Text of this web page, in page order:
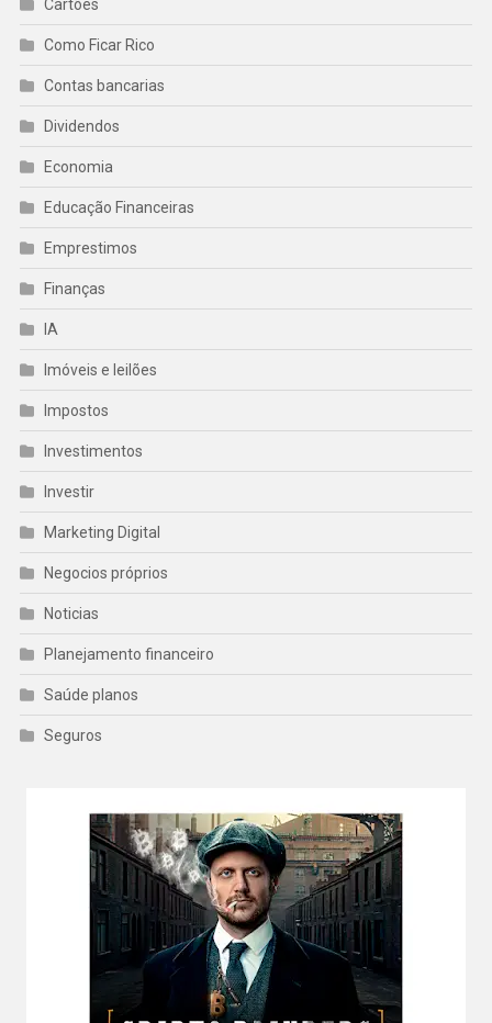
Cartões
Como Ficar Rico
Contas bancarias
Dividendos
Economia
Educação Financeiras
Emprestimos
Finanças
IA
Imóveis e leilões
Impostos
Investimentos
Investir
Marketing Digital
Negocios próprios
Noticias
Planejamento financeiro
Saúde planos
Seguros